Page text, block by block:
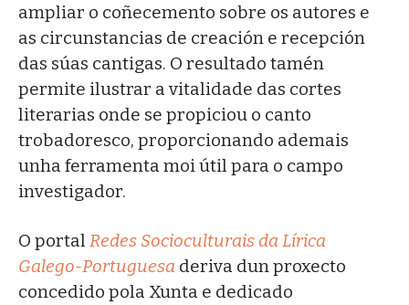
ampliar o coñecemento sobre os autores e
as circunstancias de creación e recepción
das súas cantigas. O resultado tamén
permite ilustrar a vitalidade das cortes
literarias onde se propiciou o canto
trobadoresco, proporcionando ademais
unha ferramenta moi útil para o campo
investigador.
O portal Redes Socioculturais da Lírica
Galego-Portuguesa deriva dun proxecto
concedido pola Xunta e dedicado